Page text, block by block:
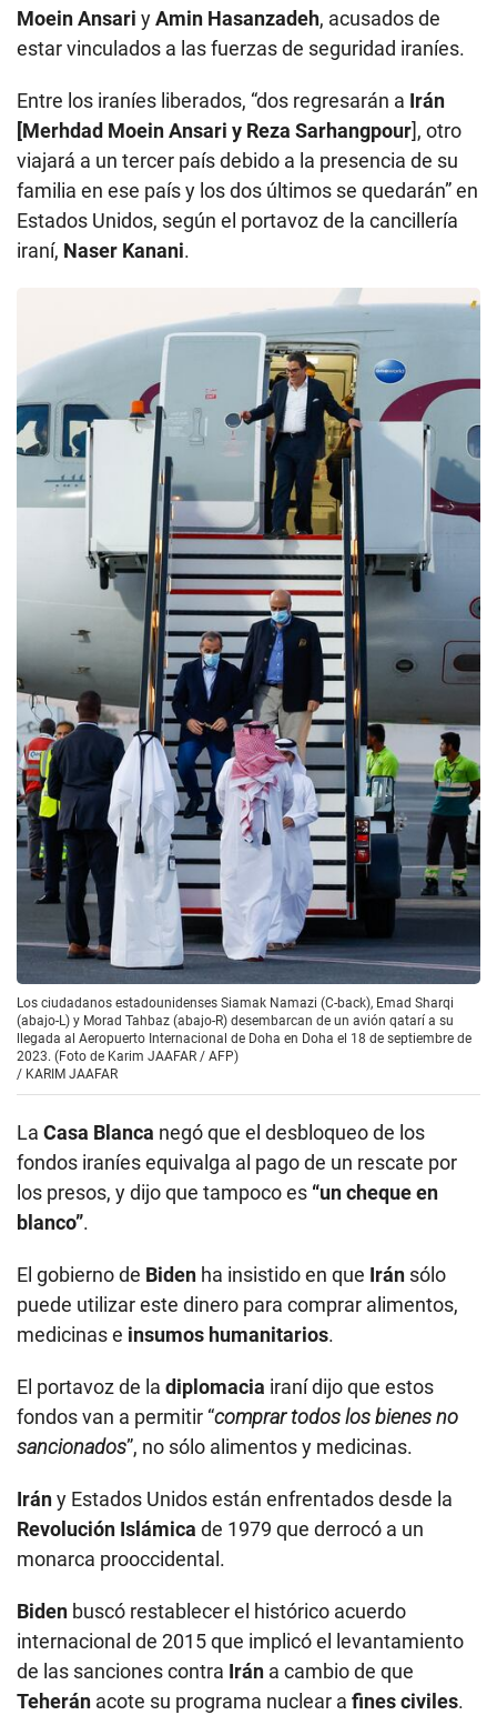
Moein Ansari yAmin Hasanzadeh, acusados de
estar vinculados a las fuerzas de seguridad iraníes.
Entre los iraníes liberados, “dos regresarán a Irán
[Merhdad Moein Ansari y Reza Sarhangpour], otro
viajará a un tercer país debido a la presencia de su
familia en ese país y los dos últimos se quedarán” en
Estados Unidos, según el portavoz de la cancillería
iraní, Naser Kanani.
Los ciudadanos estadounidenses Siamak Namazi (C-back), Emad Sharqi
(abajo-L) y Morad Tahbaz (abajo-R) desembarcan de un avión qatarí a su
llegada al Aeropuerto Internacional de Doha en Doha el 18 de septiembre de
2023. (Foto de Karim JAAFAR / AFP)
/ KARIM JAAFAR
La Casa Blanca negó que el desbloqueo de los
fondos iraníes equivalga al pago de un rescate por
los presos, y dijo que tampoco es “un cheque en
blanco”.
El gobierno de Biden ha insistido en que Irán sólo
puede utilizar este dinero para comprar alimentos,
medicinas e insumos humanitarios.
El portavoz de la diplomacia iraní dijo que estos
fondos van a permitir “comprar todos los bienes no
sancionados”, no sólo alimentos y medicinas.
Irány Estados Unidos están enfrentados desde la
Revolución Islámica de 1979 que derrocó a un
monarca prooccidental.
Biden buscó restablecer el histórico acuerdo
internacional de 2015 que implicó el levantamiento
de las sanciones contra Irán a cambio de que
Teherán acote su programa nuclear a fines civiles.